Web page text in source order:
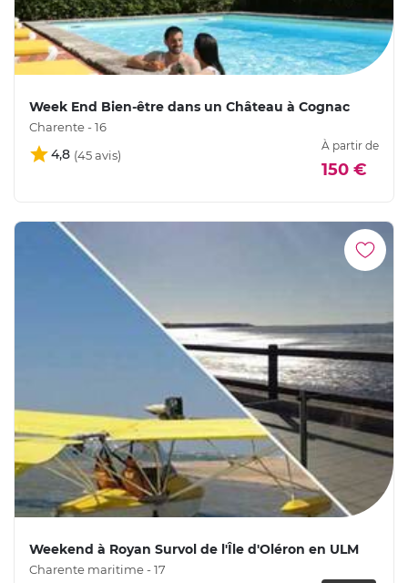
Week End Bien-être dans un Château à Cognac
Charente - 16
4,8
À partir de
150 €
Weekend à Royan Survol de l'Île d'Oléron en ULM
Charente maritime - 17